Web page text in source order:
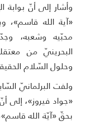
إلى أنّ بوابة
الله قاسم»،
وشعبه،
من معتقلين
السّلام الحقيقيّ
البرلمانيّ السّابق
فيروز»، إلى أنّ
«آيّة الله قاسم»،